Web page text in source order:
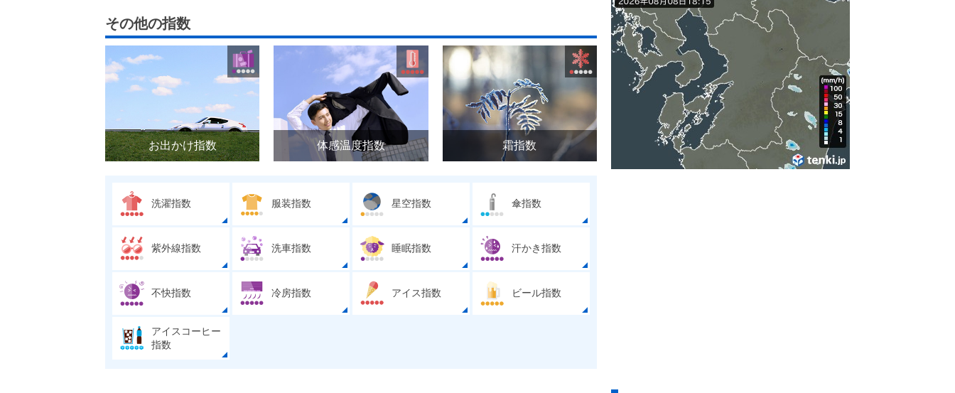
その他の指数
お出かけ指数 体感温度指数 霜指数
洗濯指数 服装指数 星空指数 傘指数
紫外線指数 洗車指数 睡眠指数 汗かき指数
不快指数 冷房指数 アイス指数 ビール指数
アイスコーヒー
指数